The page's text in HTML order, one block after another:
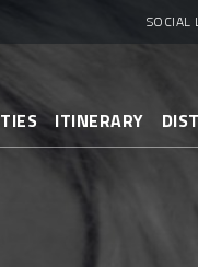
SOCIAL
ITINERARY